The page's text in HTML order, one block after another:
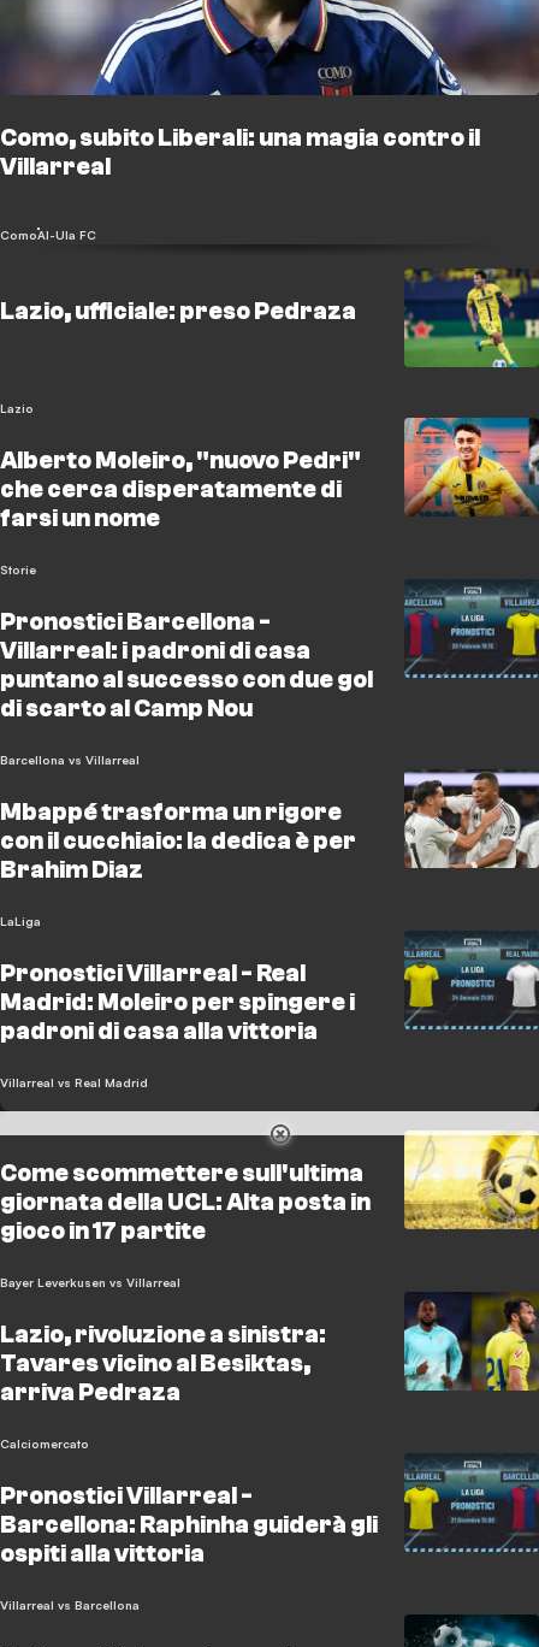
Como, subito Liberali: una magia contro il
Villarreal
ComoAl-Ula FC
Lazio, ufficiale: preso Pedraza
Lazio
Alberto Moleiro, "nuovo Pedri"
che cerca disperatamente di
farsi un nome
Storie
Pronostici Barcellona -
Villarreal: i padroni di casa
puntano al successo con due gol
di scarto al Camp Nou
Barcellona vs Villarreal
Mbappé trasforma un rigore
con il cucchiaio: la dedica è per
Brahim Diaz
LaLiga
Pronostici Villarreal - Real
Madrid: Moleiro per spingere i
padroni di casa alla vittoria
Villarreal vs Real Madrid
Come scommettere sull'ultima
giornata della UCL: Alta posta in
gioco in 17 partite
Bayer Leverkusen vs Villarreal
Lazio, rivoluzione a sinistra:
Tavares vicino al Besiktas,
arriva Pedraza
Calciomercato
Pronostici Villarreal -
Barcellona: Raphinha guiderà gli
ospiti alla vittoria
Villarreal vs Barcellona